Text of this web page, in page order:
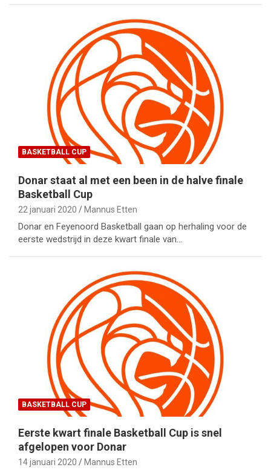
BASKETBALL CUP
Donar staat al met een been in de halve finale
Basketball Cup
22 januari 2020 Mannus Etten
Donar en Feyenoord Basketball gaan op herhaling voor de
eerste wedstrijd in deze kwart finale van…
BASKETBALL CUP
Eerste kwart finale Basketball Cup is snel
afgelopen voor Donar
14 januari 2020 Mannus Etten